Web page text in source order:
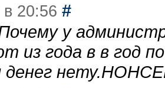
20:56 #
у
из года в в год
денег